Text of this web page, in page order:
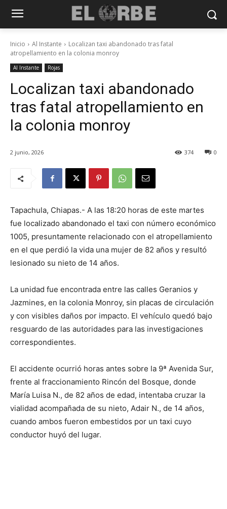
Inicio Al Instante
Localizan taxi abandonado tras fatal
atropellamiento en la colonia monroy
Al Instante Rojas
Localizan taxi abandonado
tras fatal atropellamiento en
la colonia monroy
2 junio, 2026 0
374
Tapachula, Chiapas.- A las 18:20 horas de este martes
fue localizado abandonado el taxi con número económico
1005, presuntamente relacionado con el atropellamiento
en el que perdió la vida una mujer de 82 años y resultó
lesionado su nieto de 14 años.
La unidad fue encontrada entre las calles Geranios y
Jazmines, en la colonia Monroy, sin placas de circulación
y con visibles daños por impacto. El vehículo quedó bajo
resguardo de las autoridades para las investigaciones
correspondientes.
El accidente ocurrió horas antes sobre la 9ª Avenida Sur,
frente al fraccionamiento Rincón del Bosque, donde
María Luisa N., de 82 años de edad, intentaba cruzar la
vialidad acompañada de su nieto, Adair N., de 14 años,
cuando ambos fueron embestidos por un taxi cuyo
conductor huyó del lugar.